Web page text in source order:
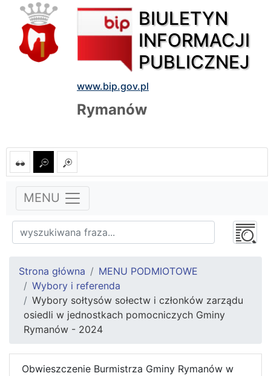
BIULETYN
INFORMACJI
PUBLICZNEJ
www.bip.gov.pl
Rymanów
MENU
Strona główna
MENU PODMIOTOWE
Wybory i referenda
Wybory sołtysów sołectw i członków zarządu
osiedli w jednostkach pomocniczych Gminy
Rymanów - 2024
Obwieszczenie Burmistrza Gminy Rymanów w